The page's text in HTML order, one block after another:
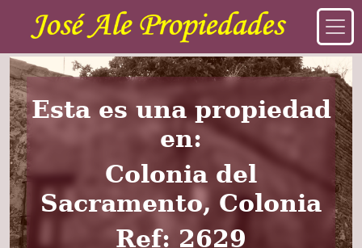
Esta es una propiedad
en:
Colonia del
Sacramento, Colonia
Ref: 2629